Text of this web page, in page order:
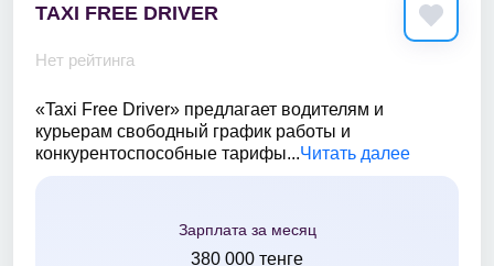
TAXI FREE DRIVER
Нет рейтинга
«Taxi Free Driver» предлагает водителям и
курьерам свободный график работы и
конкурентоспособные тарифы...Читать далее
Зарплата за месяц
380 000 тенге